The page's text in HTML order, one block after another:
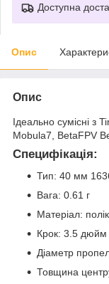
Доступна
Опис
Опис
Ідеально сумісні з
Mobula7, BetaFPV
Специфікація:
Тип: 40 мм
Вага: 0.61 г
Матеріал:
Крок: 3.5 дюйм
Діаметр
Товщина